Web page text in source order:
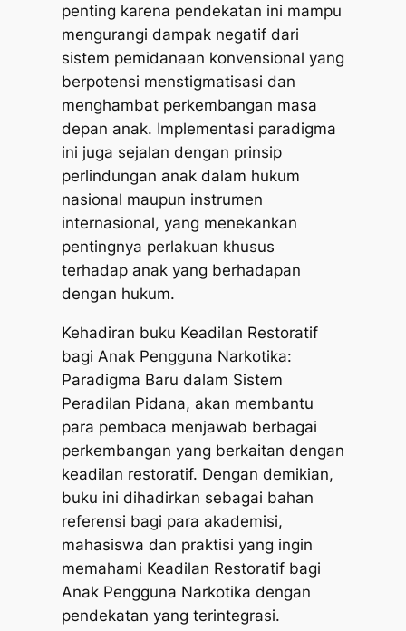
penting karena pendekatan ini mampu
mengurangi dampak negatif dari
sistem pemidanaan konvensional yang
berpotensi menstigmatisasi dan
menghambat perkembangan masa
depan anak. Implementasi paradigma
ini juga sejalan dengan prinsip
perlindungan anak dalam hukum
nasional maupun instrumen
internasional, yang menekankan
pentingnya perlakuan khusus
terhadap anak yang berhadapan
dengan hukum.
Kehadiran buku Keadilan Restoratif
bagi Anak Pengguna Narkotika:
Paradigma Baru dalam Sistem
Peradilan Pidana, akan membantu
para pembaca menjawab berbagai
perkembangan yang berkaitan dengan
keadilan restoratif. Dengan demikian,
buku ini dihadirkan sebagai bahan
referensi bagi para akademisi,
mahasiswa dan praktisi yang ingin
memahami Keadilan Restoratif bagi
Anak Pengguna Narkotika dengan
pendekatan yang terintegrasi.